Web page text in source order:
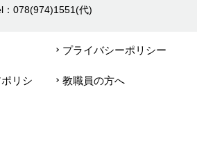
：078(974)1551(代)
プライバシーポリシー
リシ
教職員の方へ